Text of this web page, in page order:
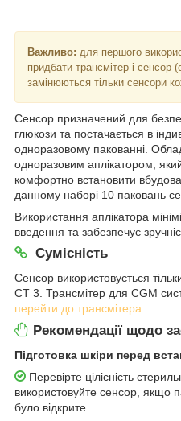
Важливо: для першого
придбати трансмітер і сенсор
замінюються тільки сенсори
Сенсор призначений для
глюкози та постачається в
одноразовому пакованні.
одноразовим аплікатором,
комфортно встановити
данному наборі 10 паковань
Використання аплікатора
введення та забезпечує
Сумісність
Сенсор використовується
CT 3. Трансмітер для CGM
перейти до трансмітера
Рекомендації щодо
Підготовка шкіри перед
Перевірте цілісність
використовуйте сенсор, якщо
було відкрите.